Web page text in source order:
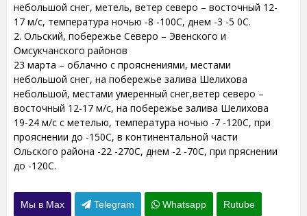
небольшой снег, метель, ветер северо – восточный 12-
17 м/с, температура ночью -8 -100С, днем -3 -5 0С.
2. Ольский, побережье Северо – Эвенского и
Омсукчанского районов
23 марта – облачно с прояснениями, местами
небольшой снег, на побережье залива Шелихова
небольшой, местами умеренный снег,ветер северо –
восточный 12-17 м/с, на побережье залива Шелихова
19-24 м/с с метелью, температура ночью -7 -120С, при
прояснении до -150С, в континентальной части
Ольского района -22 -270С, днем -2 -70С, при пряснении
до -120С.
Мы в Max Telegram Whatsapp Rutube